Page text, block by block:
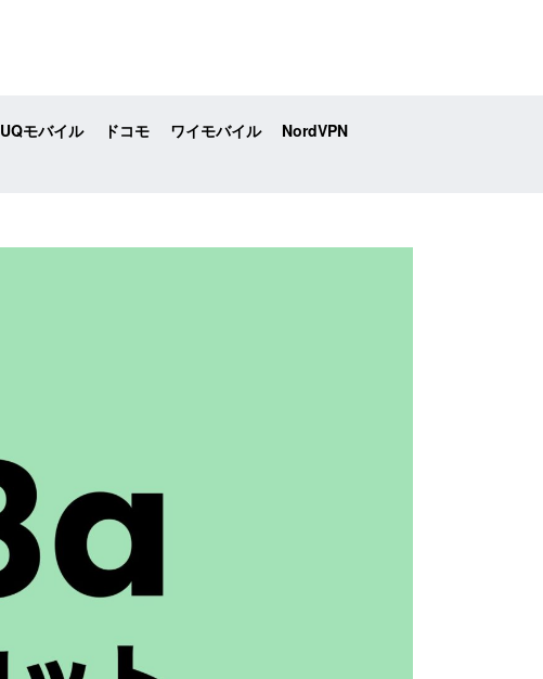
UQモバイル ドコモ ワイモバイル
NordVPN